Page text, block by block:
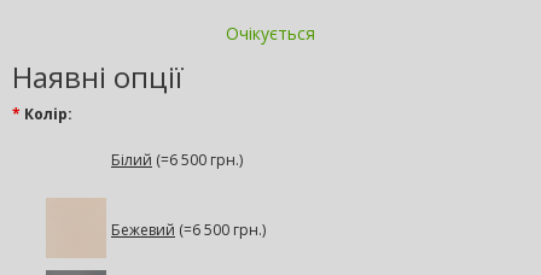
Очікується
Наявні опції
* Колір:
Білий (=6 500 грн.)
Бежевий (=6 500 грн.)